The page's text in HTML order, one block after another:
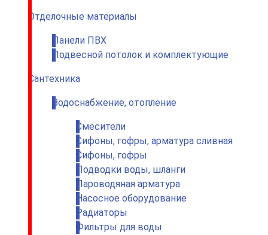
Отделочные материалы
Панели ПВХ
Подвесной потолок и комплектующие
Сантехника
Водоснабжение, отопление
Смесители
Сифоны, гофры, арматура сливная
Сифоны, гофры
Подводки воды, шланги
Пароводяная арматура
Насосное оборудование
Радиаторы
Фильтры для воды